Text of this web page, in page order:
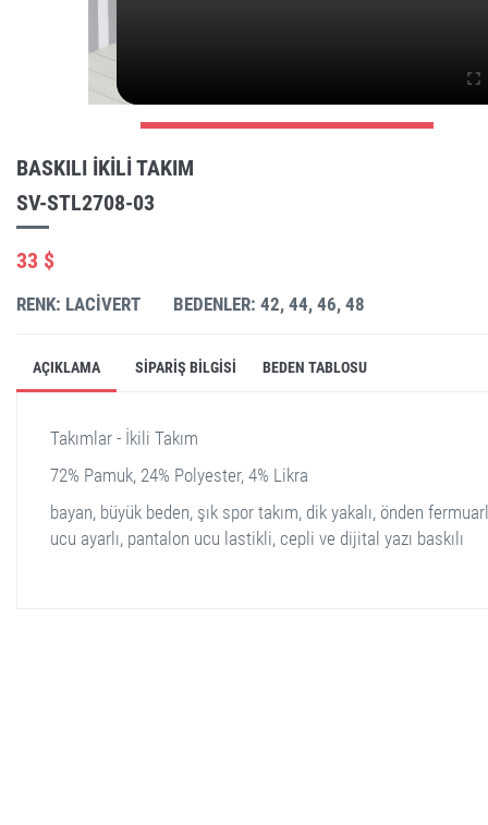
BASKILI IKILI TAKIM
SV-STL2708-03
33 $
RENK: LACIVERT BEDENLER: 42, 44, 46, 48
AÇIKLAMA SIPARIŞ BILGISI BEDEN TABLOSU
Takımlar - İkili Takım
72% Pamuk, 24% Polyester, 4% Likra
bayan, büyük beden, şık spor takım, dik yakalı, önden
ucu ayarlı, pantalon ucu lastikli, cepli ve dijital yazı baskılı